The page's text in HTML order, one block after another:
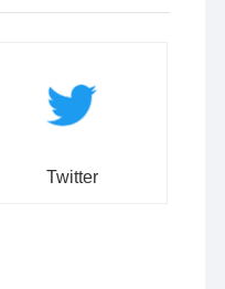
Twitter